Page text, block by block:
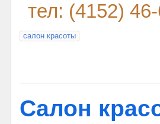
тел: (4152)
салон красоты
Салон